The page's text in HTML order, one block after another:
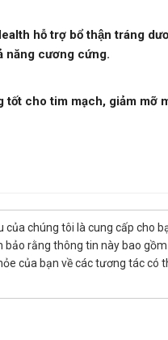
hỗ trợ bổ thận tráng
năng cương cứng.
cho tim mạch, giảm mỡ
ngừa và giảm khối u,
hạ thảo Kang
nhất vào buổi sáng và
của chúng tôi là cung cấp cho
rằng thông tin này bao
của bạn về các tương tác